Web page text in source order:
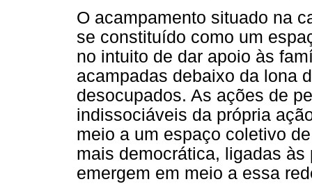
O acampamento situado na
se constituído como um
no intuito de dar apoio às
acampadas debaixo da lona
desocupados. As ações de
indissociáveis da própria
meio a um espaço coletivo
mais democrática, ligadas
emergem em meio a essa